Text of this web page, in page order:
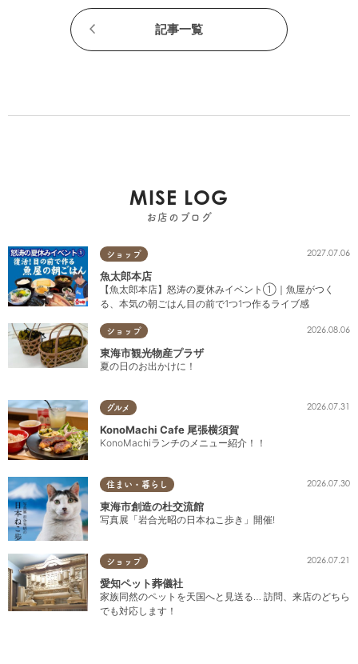
記事一覧
MISE LOG
お店のブログ
ショップ 2027.07.06
魚太郎本店
【魚太郎本店】怒涛の夏休みイベント①｜魚屋がつく
る、本気の朝ごはん目の前で1つ1つ作るライブ感
ショップ 2026.08.06
東海市観光物産プラザ
夏の日のお出かけに！
グルメ 2026.07.31
KonoMachi Cafe 尾張横須賀
KonoMachiランチのメニュー紹介！！
住まい・暮らし 2026.07.30
東海市創造の杜交流館
写真展「岩合光昭の日本ねこ歩き」開催!
ショップ 2026.07.21
愛知ペット葬儀社
家族同然のペットを天国へと見送る… 訪問、来店のどちら
でも対応します！